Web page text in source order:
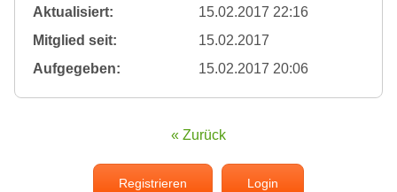
Aktualisiert:
15.02.2017 22:16
Mitglied seit:
15.02.2017
Aufgegeben:
15.02.2017 20:06
« Zurück
Registrieren Login